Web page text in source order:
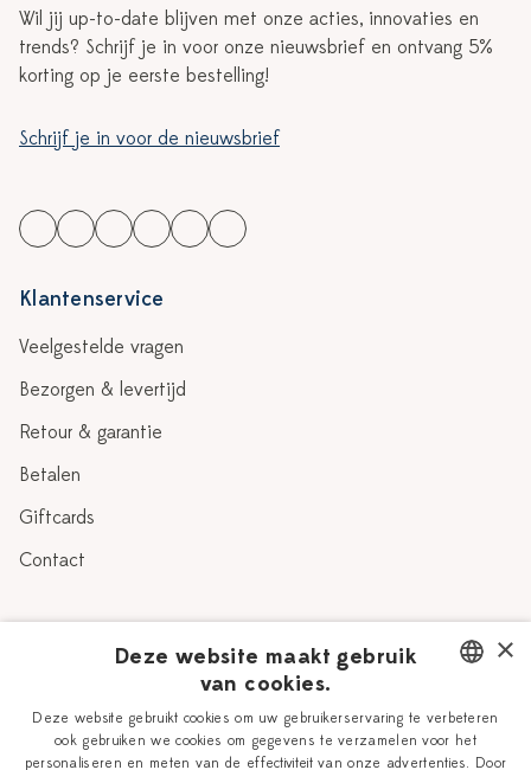
Wil jij up-to-date blijven met onze acties, innovaties en
trends? Schrijf je in voor onze nieuwsbrief en ontvang 5%
korting op je eerste bestelling!
Schrijf je in voor de nieuwsbrief
Klantenservice
Veelgestelde vragen
Bezorgen & levertijd
Retour & garantie
Betalen
Giftcards
Contact
Verhaal
Delfts Blauw
Workshops
DUTCH
ENGLISH
×
Deze website maakt gebruik
van cookies.
Deze website gebruikt cookies om uw gebruikerservaring te verbeteren
ook gebruiken we cookies om gegevens te verzamelen voor het
personaliseren en meten van de effectiviteit van onze advertenties. Door